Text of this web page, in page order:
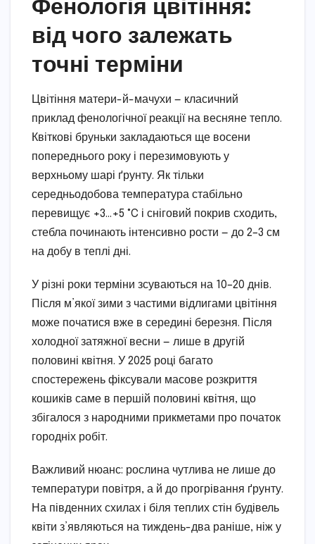
від чого залежать
точні терміни
Цвітіння матери-й-мачухи — класичний
приклад фенологічної реакції на весняне тепло.
Квіткові бруньки закладаються ще восени
попереднього року і перезимовують у
верхньому шарі ґрунту. Як тільки
середньодобова температура стабільно
перевищує +3…+5 °C і сніговий покрив сходить,
стебла починають інтенсивно рости — до 2–3 см
на добу в теплі дні.
У різні роки терміни зсуваються на 10–20 днів.
Після м’якої зими з частими відлигами цвітіння
може початися вже в середині березня. Після
холодної затяжної весни — лише в другій
половині квітня. У 2025 році багато
спостережень фіксували масове розкриття
кошиків саме в першій половині квітня, що
збігалося з народними прикметами про початок
городніх робіт.
Важливий нюанс: рослина чутлива не лише до
температури повітря, а й до прогрівання ґрунту.
На південних схилах і біля теплих стін будівель
квіти з’являються на тиждень-два раніше, ніж у